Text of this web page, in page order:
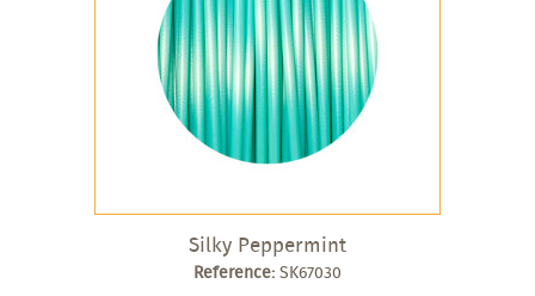
Silky Peppermint
Reference: SK67030